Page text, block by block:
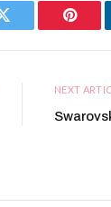
Twitter
NEXT